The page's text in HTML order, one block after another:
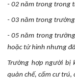
- 02 năm trong trong
- 03 năm trong
- 05 năm trong
hoặc tử hình nhưng
Trường hợp người bị
quản chế, cấm cư trú,